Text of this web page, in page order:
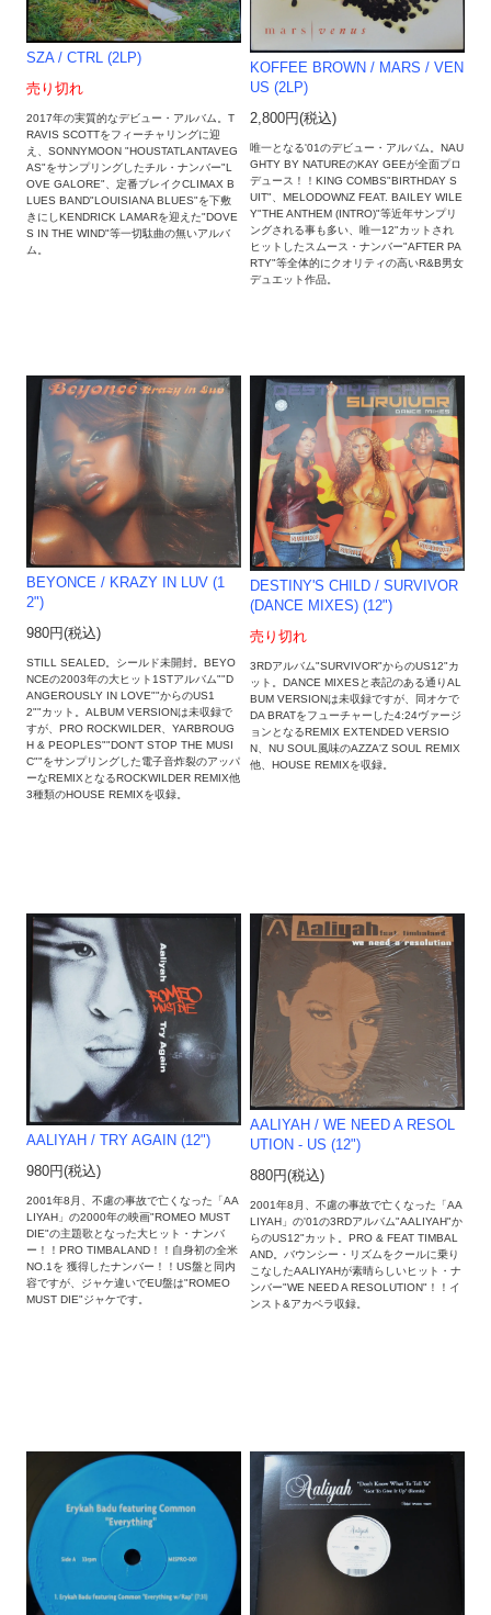
SZA / CTRL (2LP)
売り切れ
2017年の実質的なデビュー・アルバム。T
RAVIS SCOTTをフィーチャリングに迎
え、SONNYMOON "HOUSTATLANTAVEG
AS"をサンプリングしたチル・ナンバー"L
OVE GALORE"、定番ブレイクCLIMAX B
LUES BAND"LOUISIANA BLUES"を下敷
きにしKENDRICK LAMARを迎えた"DOVE
S IN THE WIND"等一切駄曲の無いアルバ
ム。
KOFFEE BROWN / MARS / VEN
US (2LP)
2,800円(税込)
唯一となる'01のデビュー・アルバム。NAU
GHTY BY NATUREのKAY GEEが全面プロ
デュース！！KING COMBS"BIRTHDAY S
UIT"、MELODOWNZ FEAT. BAILEY WILE
Y"THE ANTHEM (INTRO)"等近年サンプリ
ングされる事も多い、唯一12"カットされ
ヒットしたスムース・ナンバー"AFTER PA
RTY"等全体的にクオリティの高いR&B男女
デュエット作品。
BEYONCE / KRAZY IN LUV (1
2")
980円(税込)
STILL SEALED。シールド未開封。BEYO
NCEの2003年の大ヒット1STアルバム""D
ANGEROUSLY IN LOVE""からのUS1
2""カット。ALBUM VERSIONは未収録で
すが、PRO ROCKWILDER、YARBROUG
H & PEOPLES""DON'T STOP THE MUSI
C""をサンプリングした電子音炸裂のアッパ
ーなREMIXとなるROCKWILDER REMIX他
3種類のHOUSE REMIXを収録。
DESTINY'S CHILD / SURVIVOR
(DANCE MIXES) (12")
売り切れ
3RDアルバム"SURVIVOR"からのUS12"カ
ット。DANCE MIXESと表記のある通りAL
BUM VERSIONは未収録ですが、同オケで
DA BRATをフューチャーした4:24ヴァージ
ョンとなるREMIX EXTENDED VERSIO
N、NU SOUL風味のAZZA'Z SOUL REMIX
他、HOUSE REMIXを収録。
AALIYAH / TRY AGAIN (12")
980円(税込)
2001年8月、不慮の事故で亡くなった「AA
LIYAH」の2000年の映画"ROMEO MUST
DIE"の主題歌となった大ヒット・ナンバ
ー！！PRO TIMBALAND！！自身初の全米
NO.1を 獲得したナンバー！！US盤と同内
容ですが、ジャケ違いでEU盤は"ROMEO
MUST DIE"ジャケです。
AALIYAH / WE NEED A RESOL
UTION - US (12")
880円(税込)
2001年8月、不慮の事故で亡くなった「AA
LIYAH」の'01の3RDアルバム"AALIYAH"か
らのUS12"カット。PRO & FEAT TIMBAL
AND。バウンシー・リズムをクールに乗り
こなしたAALIYAHが素晴らしいヒット・ナ
ンバー"WE NEED A RESOLUTION"！！イ
ンスト&アカペラ収録。